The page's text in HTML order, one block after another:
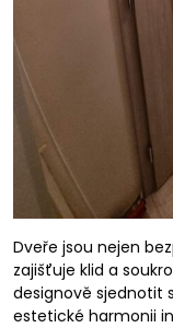
Dveře jsou nejen
zajišťuje klid a
designově sjednotit
estetické harmonii